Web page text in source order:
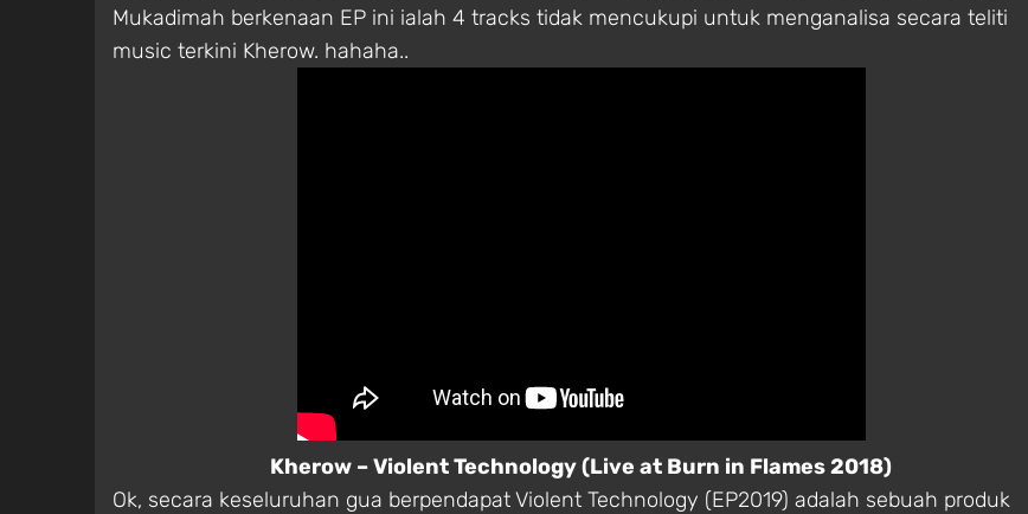
Mukadimah berkenaan EP ini ialah 4 tracks tidak mencukupi untuk menganalisa secara teliti
music terkini Kherow. hahaha..
Kherow – Violent Technology (Live at Burn in Flames 2018)
Ok, secara keseluruhan gua berpendapat Violent Technology (EP2019) adalah sebuah produk